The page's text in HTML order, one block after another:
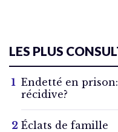
LES PLUS
Endetté en
récidive?
Éclats de famille